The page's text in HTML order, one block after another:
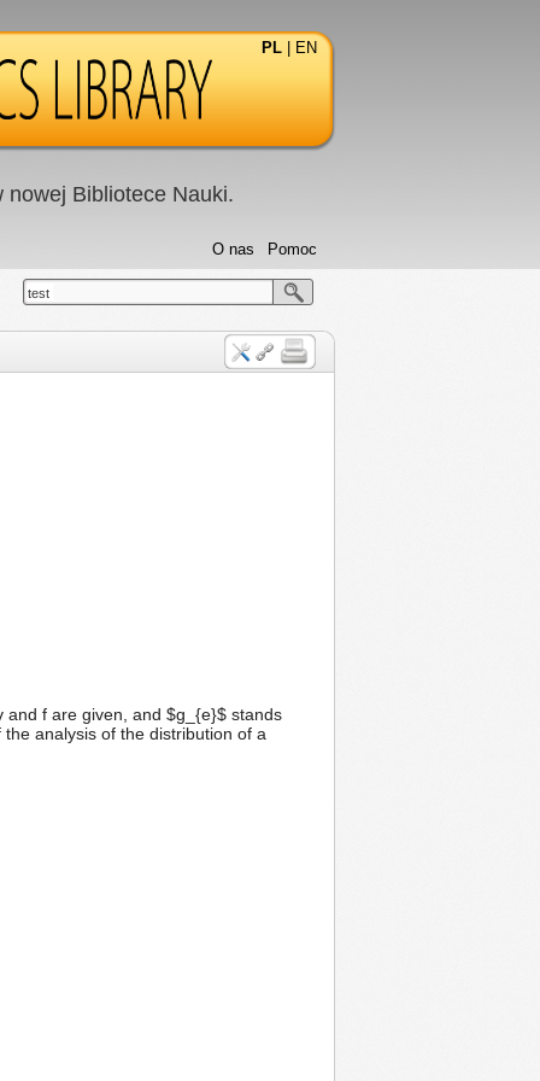
PL EN
nowej Bibliotece Nauki.
Pomoc
O nas
test
and f are given, and $g_{e}$ stands
analysis of the distribution of a